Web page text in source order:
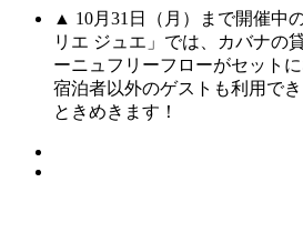
▲ 10月31日（月）まで開催中
リエ ジュエ」では、カバナの
ーニュフリーフローがセット
宿泊者以外のゲストも利用で
ときめきます！